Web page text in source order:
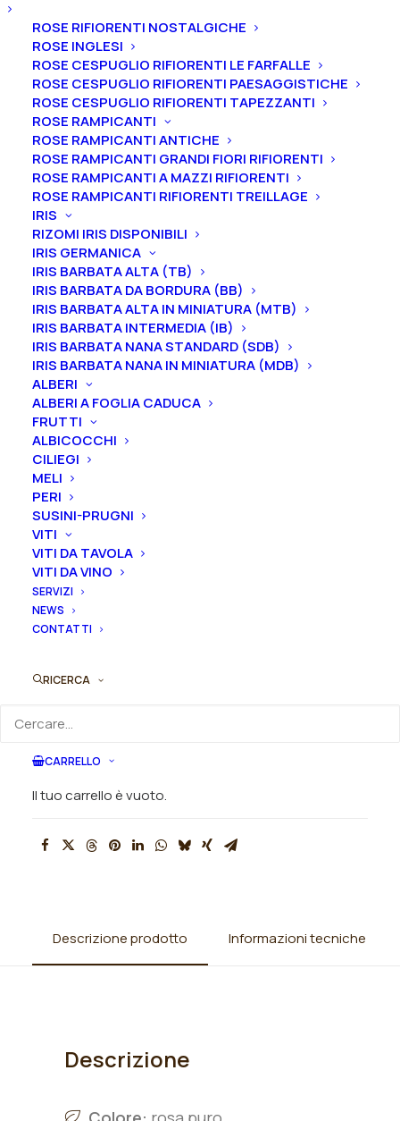
ROSE RIFIORENTI NOSTALGICHE
ROSE INGLESI
ROSE CESPUGLIO RIFIORENTI LE FARFALLE
ROSE CESPUGLIO RIFIORENTI PAESAGGISTICHE
ROSE CESPUGLIO RIFIORENTI TAPEZZANTI
ROSE RAMPICANTI
ROSE RAMPICANTI ANTICHE
ROSE RAMPICANTI GRANDI FIORI RIFIORENTI
ROSE RAMPICANTI A MAZZI RIFIORENTI
ROSE RAMPICANTI RIFIORENTI TREILLAGE
IRIS
RIZOMI IRIS DISPONIBILI
IRIS GERMANICA
IRIS BARBATA ALTA (TB)
IRIS BARBATA DA BORDURA (BB)
IRIS BARBATA ALTA IN MINIATURA (MTB)
IRIS BARBATA INTERMEDIA (IB)
IRIS BARBATA NANA STANDARD (SDB)
IRIS BARBATA NANA IN MINIATURA (MDB)
ALBERI
ALBERI A FOGLIA CADUCA
FRUTTI
ALBICOCCHI
CILIEGI
MELI
PERI
SUSINI-PRUGNI
VITI
VITI DA TAVOLA
VITI DA VINO
SERVIZI
NEWS
CONTATTI
RICERCA
CARRELLO
Il tuo carrello è vuoto.
Rosa antica muscosa
“Chapeau de Napoleon”
25,00€
La rosa antica Muscosa “Chapeau De Napoleon” è
anche conosciuta come: “Cristata” “Crested Moss”.
una rosa dai fiori doppi (26-40 petali) molto profumati
di color rosa argentato. Il calice del fiore termina con
delle creste frangiate che racchiudono il bocciolo
ricordando il cappello a tricorno che usualmente
portava Napoleone. Può raggiungere 1,5 m di altezza
e tollera la semi-ombra. La sua fioritura è unica.
Dimensione vaso
Svuota
Rosa
antica
muscosa
"Chapeau
de
Napoleon"
quantità
Ordina subito questo prodotto!
Puoi acquistare ora questo prodotto contattandoci e
indicando la dimensione del vaso desiderata e la
quantità
SKU
Categorie
Rose
Descrizione prodotto Informazioni tecniche
Descrizione